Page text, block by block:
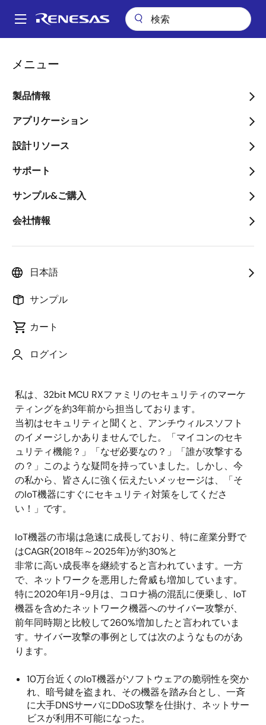
ン
Main
メニュー
製品情報
アプリケーション
設計リソース
サポート
サンプル&ご購入
会社情報
日本語
サンプル
カート
ログイン
パ
ン
く
ず
IoTセキュリティを簡単・強固に実現するRXセキュリティソリューショ
IoTセキュリティを簡単・
強固に実現するRXセキュリ
ティソリューション
画
Application Engineer
公開日:2021年2月18日
「セキュリティ」という言葉を聞くと何を連想します
か？アンチウィルスソフト、スマートフォンのパスワ
を連想するのではないでしょうか。今回ご紹介するの
私は、32bit MCU RXファミリのセキュリティのマーケ
ティングを約3年前から担当しております。
当初はセキュリティと聞くと、アンチウィルスソフト
のイメージしかありませんでした。「マイコンのセキ
ュリティ機能？」「なぜ必要なの？」「誰が攻撃する
の？」このような疑問を持っていました。しかし、今
の私から、皆さんに強く伝えたいメッセージは、「そ
のIoT機器にすぐにセキュリティ対策をしてくださ
い！」です。
IoT機器の市場は急速に成長しており、特に産業分野で
はCAGR(2018年～2025年)が約30%と
非常に高い成長率を継続すると言われています。一方
で、ネットワークを悪用した脅威も増加しています。
特に2020年1月~9月は、コロナ禍の混乱に便乗し、IoT
機器を含めたネットワーク機器へのサイバー攻撃が、
前年同時期と比較して260%増加したと言われていま
す。サイバー攻撃の事例としては次のようなものがあ
ります。
10万台近くのIoT機器がソフトウェアの脆弱性を突か
れ、暗号鍵を盗まれ、その機器を踏み台とし、一斉
に大手DNSサーバにDDoS攻撃を仕掛け、ネットサー
ビスが利用不可能になった。